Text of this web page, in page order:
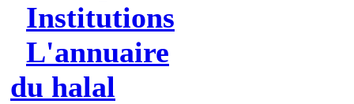
Institutions
L'annuaire
du halal